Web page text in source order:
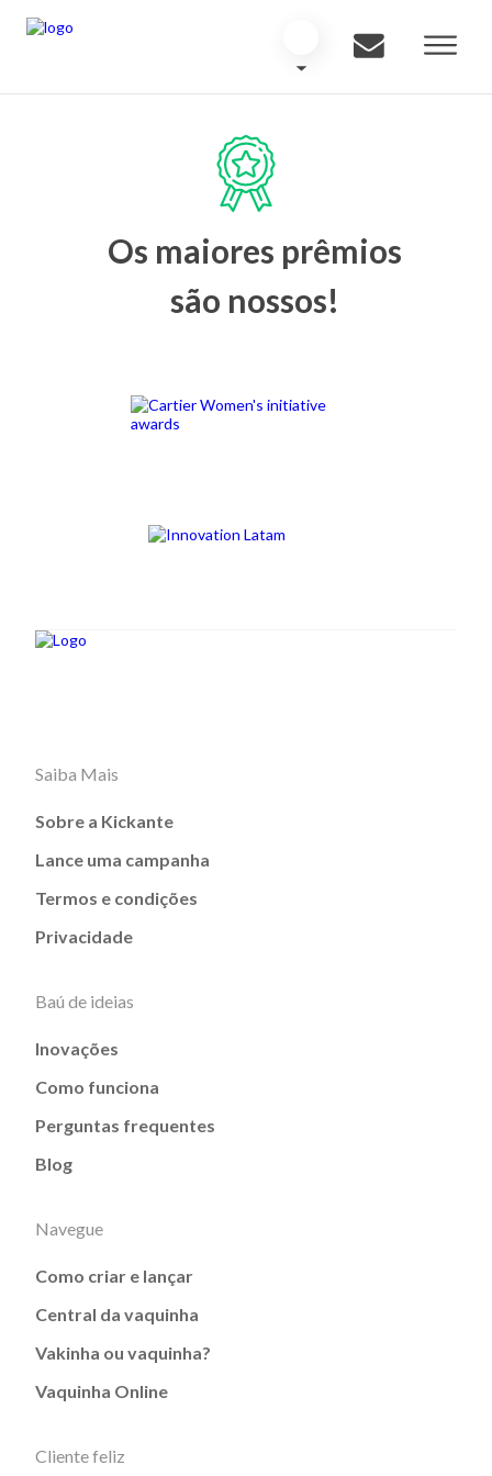
Os maiores prêmios
são nossos!
Saiba Mais
Sobre a Kickante
Lance uma campanha
Termos e condições
Privacidade
Baú de ideias
Inovações
Como funciona
Perguntas frequentes
Blog
Navegue
Como criar e lançar
Central da vaquinha
Vakinha ou vaquinha?
Vaquinha Online
Cliente feliz